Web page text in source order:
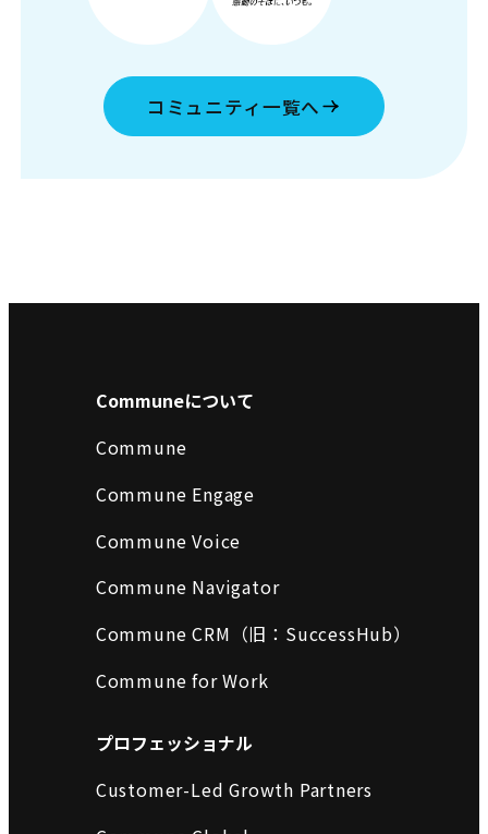
コミュニティ一覧へ
Communeについて
Commune
Commune Engage
Commune Voice
Commune Navigator
Commune CRM（旧：SuccessHub）
Commune for Work
プロフェッショナル
Customer-Led Growth Partners